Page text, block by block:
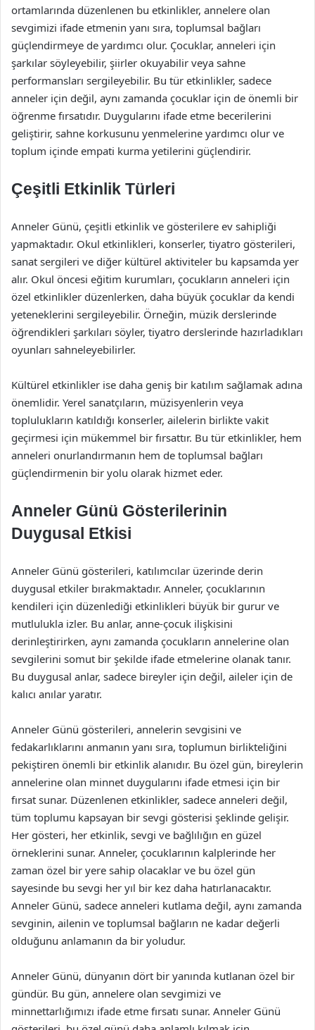
ortamlarında düzenlenen bu etkinlikler, annelere olan
sevgimizi ifade etmenin yanı sıra, toplumsal bağları
güçlendirmeye de yardımcı olur. Çocuklar, anneleri için
şarkılar söyleyebilir, şiirler okuyabilir veya sahne
performansları sergileyebilir. Bu tür etkinlikler, sadece
anneler için değil, aynı zamanda çocuklar için de önemli bir
öğrenme fırsatıdır. Duygularını ifade etme becerilerini
geliştirir, sahne korkusunu yenmelerine yardımcı olur ve
toplum içinde empati kurma yetilerini güçlendirir.
Çeşitli Etkinlik Türleri
Anneler Günü, çeşitli etkinlik ve gösterilere ev sahipliği
yapmaktadır. Okul etkinlikleri, konserler, tiyatro gösterileri,
sanat sergileri ve diğer kültürel aktiviteler bu kapsamda yer
alır. Okul öncesi eğitim kurumları, çocukların anneleri için
özel etkinlikler düzenlerken, daha büyük çocuklar da kendi
yeteneklerini sergileyebilir. Örneğin, müzik derslerinde
öğrendikleri şarkıları söyler, tiyatro derslerinde hazırladıkları
oyunları sahneleyebilirler.
Kültürel etkinlikler ise daha geniş bir katılım sağlamak adına
önemlidir. Yerel sanatçıların, müzisyenlerin veya
toplulukların katıldığı konserler, ailelerin birlikte vakit
geçirmesi için mükemmel bir fırsattır. Bu tür etkinlikler, hem
anneleri onurlandırmanın hem de toplumsal bağları
güçlendirmenin bir yolu olarak hizmet eder.
Anneler Günü Gösterilerinin
Duygusal Etkisi
Anneler Günü gösterileri, katılımcılar üzerinde derin
duygusal etkiler bırakmaktadır. Anneler, çocuklarının
kendileri için düzenlediği etkinlikleri büyük bir gurur ve
mutlulukla izler. Bu anlar, anne-çocuk ilişkisini
derinleştirirken, aynı zamanda çocukların annelerine olan
sevgilerini somut bir şekilde ifade etmelerine olanak tanır.
Bu duygusal anlar, sadece bireyler için değil, aileler için de
kalıcı anılar yaratır.
Anneler Günü gösterileri, annelerin sevgisini ve
fedakarlıklarını anmanın yanı sıra, toplumun birlikteliğini
pekiştiren önemli bir etkinlik alanıdır. Bu özel gün, bireylerin
annelerine olan minnet duygularını ifade etmesi için bir
fırsat sunar. Düzenlenen etkinlikler, sadece anneleri değil,
tüm toplumu kapsayan bir sevgi gösterisi şeklinde gelişir.
Her gösteri, her etkinlik, sevgi ve bağlılığın en güzel
örneklerini sunar. Anneler, çocuklarının kalplerinde her
zaman özel bir yere sahip olacaklar ve bu özel gün
sayesinde bu sevgi her yıl bir kez daha hatırlanacaktır.
Anneler Günü, sadece anneleri kutlama değil, aynı zamanda
sevginin, ailenin ve toplumsal bağların ne kadar değerli
olduğunu anlamanın da bir yoludur.
Anneler Günü, dünyanın dört bir yanında kutlanan özel bir
gündür. Bu gün, annelere olan sevgimizi ve
minnettarlığımızı ifade etme fırsatı sunar. Anneler Günü